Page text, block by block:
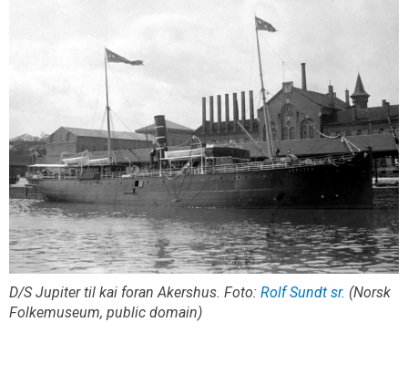
D/S Jupiter til kai foran Akershus. Foto: Rolf Sundt sr. (Norsk
Folkemuseum, public domain)